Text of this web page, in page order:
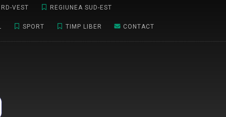
VEST REGIUNEA SUD-EST
SPORT TIMP LIBER CONTACT